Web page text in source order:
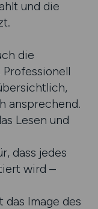
und die
die
ansprechend.
Lesen und
dass jedes
wird –
das Image des